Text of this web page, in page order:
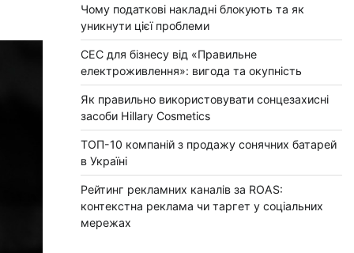
Чому податкові накладні блокують та як
уникнути цієї проблеми
СЕС для бізнесу від «Правильне
електроживлення»: вигода та окупність
Як правильно використовувати сонцезахисні
засоби Hillary Cosmetics
ТОП-10 компаній з продажу сонячних батарей
в Україні
Рейтинг рекламних каналів за ROAS:
контекстна реклама чи таргет у соціальних
мережах